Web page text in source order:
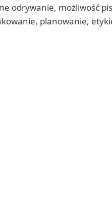
odrywanie, możliwość
planowanie,